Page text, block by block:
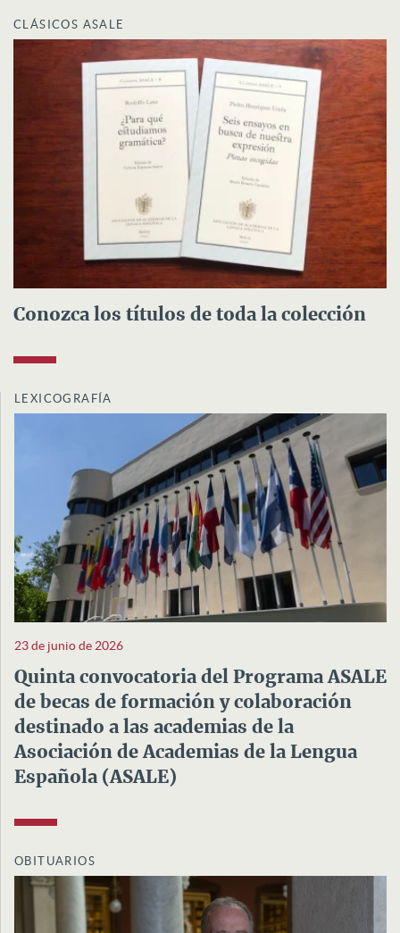
CLÁSICOS ASALE
Conozca los títulos de toda la colección
LEXICOGRAFÍA
23 de junio de 2026
Quinta convocatoria del Programa ASALE
de becas de formación y colaboración
destinado a las academias de la
Asociación de Academias de la Lengua
Española (ASALE)
OBITUARIOS